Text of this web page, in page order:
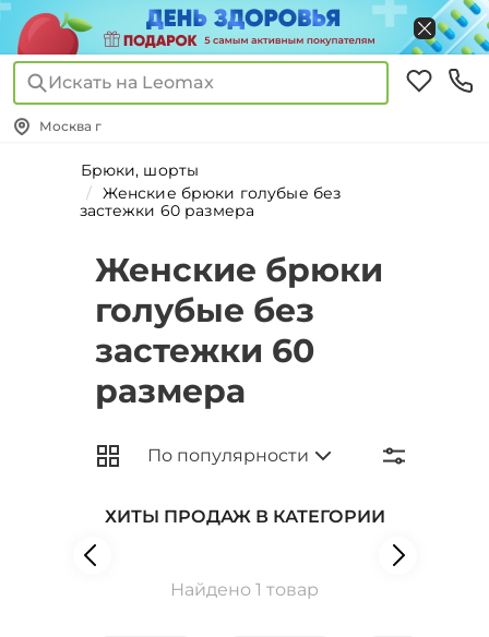
Искать на Leomax
Москва г
Брюки, шорты
Женские брюки голубые без
застежки 60 размера
Женские брюки
голубые без
застежки 60
размера
ХИТЫ ПРОДАЖ В КАТЕГОРИИ
Найдено 1 товар